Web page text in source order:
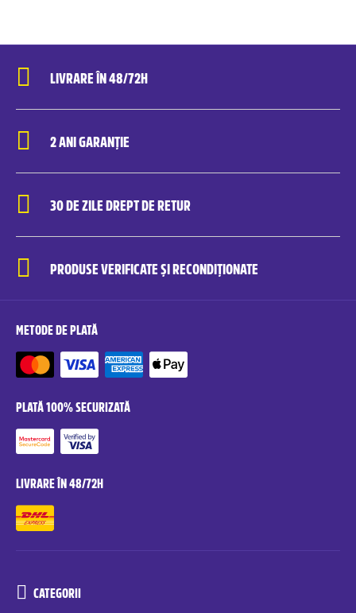
LIVRARE ÎN 48/72H
2 ANI GARANȚIE
30 DE ZILE DREPT DE RETUR
PRODUSE VERIFICATE ȘI RECONDIȚIONATE
METODE DE PLATĂ
PLATĂ 100% SECURIZATĂ
LIVRARE ÎN 48/72H
CATEGORII